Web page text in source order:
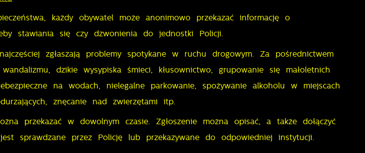
każdy obywatel może anonimowo przekazać informację o
stawiania się czy dzwonienia do jednostki Policji.
zgłaszają problemy spotykane w ruchu drogowym. Za pośrednictwem
dzikie wysypiska śmieci, kłusownictwo, grupowanie się małoletnich
na wodach, nielegalne parkowanie, spożywanie alkoholu w miejscach
znęcanie nad zwierzętami itp.
przekazać w dowolnym czasie. Zgłoszenie można opisać, a także dołączyć
sprawdzane przez Policję lub przekazywane do odpowiedniej instytucji.